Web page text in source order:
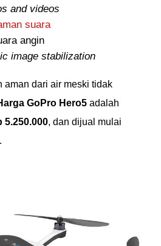
and videos
suara
angin
image stabilization
aman dari air meski tidak
GoPro Hero5 adalah
5.250.000, dan dijual mulai